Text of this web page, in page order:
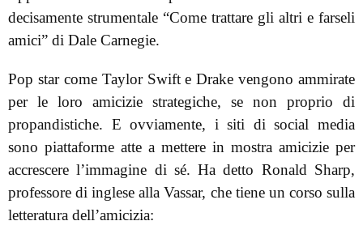
decisamente strumentale “Come trattare gli altri e farseli
amici” di Dale Carnegie.
Pop star come Taylor Swift e Drake vengono ammirate
per le loro amicizie strategiche, se non proprio di
propandistiche. E ovviamente, i siti di social media
sono piattaforme atte a mettere in mostra amicizie per
accrescere l’immagine di sé. Ha detto Ronald Sharp,
professore di inglese alla Vassar, che tiene un corso sulla
letteratura dell’amicizia: